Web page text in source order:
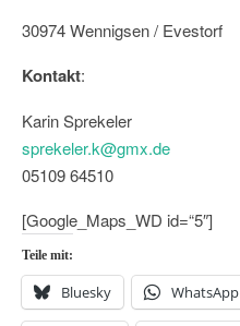
30974 Wennigsen / Evestorf
Kontakt:
Karin Sprekeler
sprekeler.k@gmx.de
05109 64510
[Google_Maps_WD id=“5″]
Teile mit:
Bluesky WhatsApp